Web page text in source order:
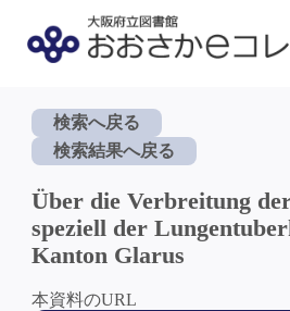
検索へ戻る
検索結果へ戻る
Über die Verbreitung
speziell der
Kanton Glarus
本資料のURL